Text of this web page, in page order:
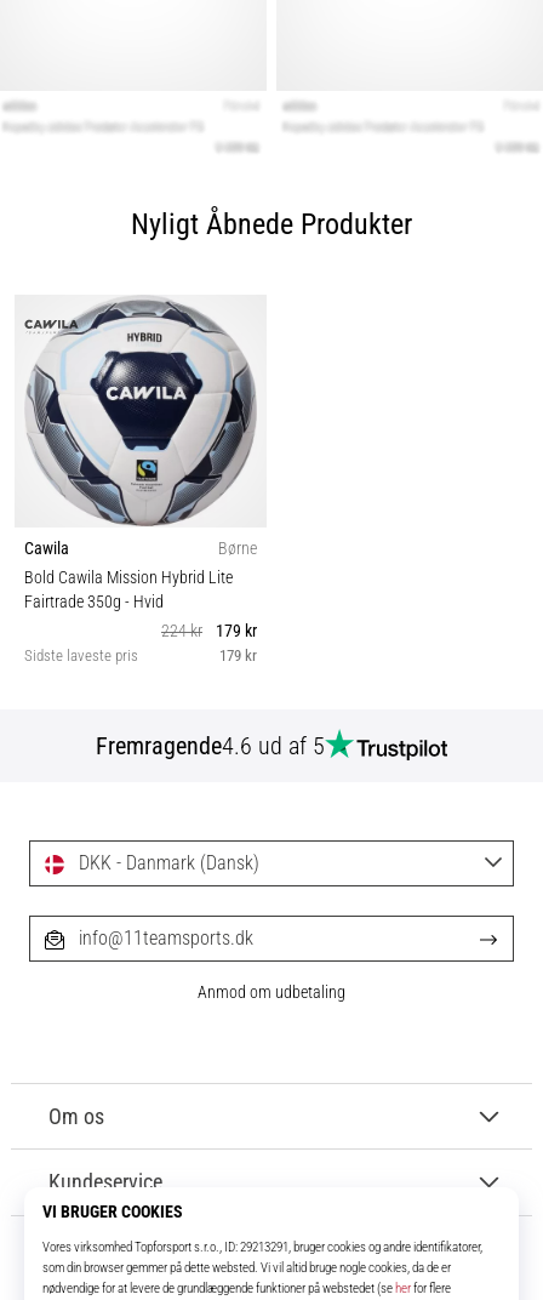
Nyligt Åbnede Produkter
Cawila
Børne
Bold Cawila Mission Hybrid Lite
Fairtrade 350g - Hvid
224 kr
179 kr
Sidste laveste pris 179 kr
Fremragende4.6 ud af 5
Om os
Kundeservice
DKK - Danmark (Dansk)
info@11teamsports.dk
Anmod om udbetaling